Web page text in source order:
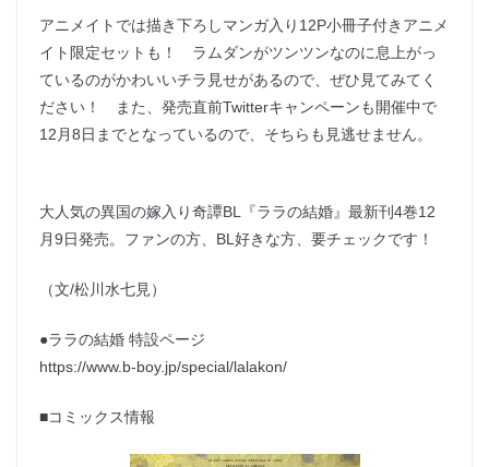
アニメイトでは描き下ろしマンガ入り12P小冊子付きアニメ
イト限定セットも！ ラムダンがツンツンなのに息上がっ
ているのがかわいいチラ見せがあるので、ぜひ見てみてく
ださい！ また、発売直前Twitterキャンペーンも開催中で
12月8日までとなっているので、そちらも見逃せません。
大人気の異国の嫁入り奇譚BL『ララの結婚』最新刊4巻12
月9日発売。ファンの方、BL好きな方、要チェックです！
（文/松川水七見）
●ララの結婚 特設ページ
https://www.b-boy.jp/special/lalakon/
■コミックス情報